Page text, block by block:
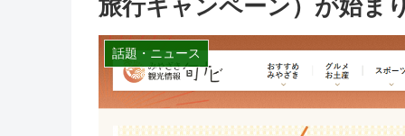
旅行キャンペーン）が始ま
話題・ニュース